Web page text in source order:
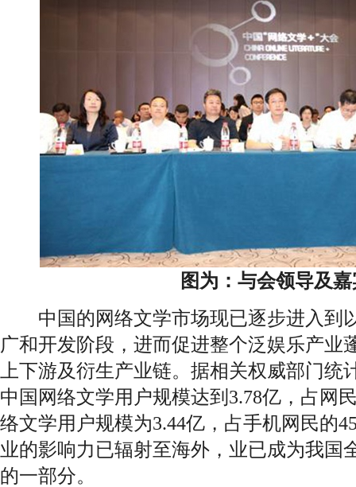
图为：与会领导及
中国的网络文学市场现已逐步进入到
广和开发阶段，进而促进整个泛娱乐产业
上下游及衍生产业链。据相关权威部门统
中国网络文学用户规模达到3.78亿，占网
络文学用户规模为3.44亿，占手机网民的
业的影响力已辐射至海外，业已成为我国
的一部分。